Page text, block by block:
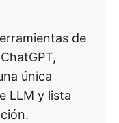
de
única
LLM y lista